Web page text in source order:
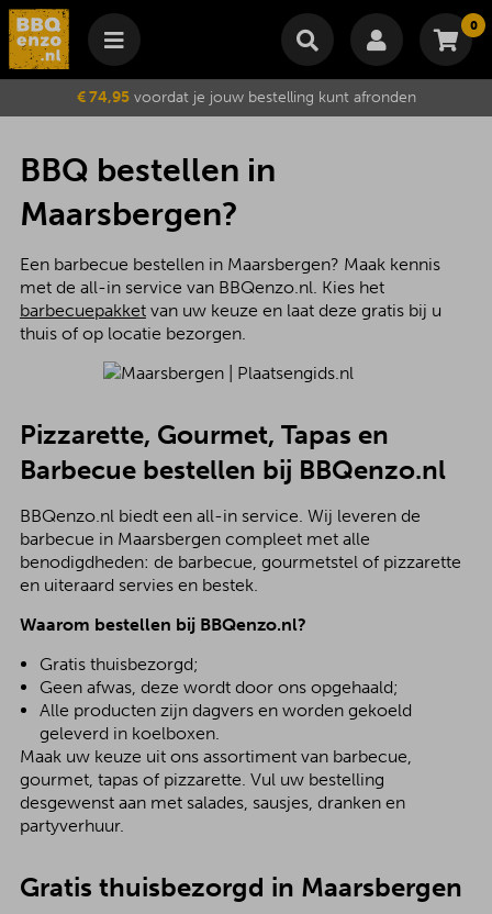
0
Winkelmand
Je winkelwagen is momenteel leeg.
Subtotaal €
Wijzig winkelmand
€ 74,95voordat je jouw bestelling kunt afronden
BBQ bestellen in
Maarsbergen?
Een barbecue bestellen in Maarsbergen? Maak kennis
met de all-in service van BBQenzo.nl. Kies het
barbecuepakketvan uw keuze en laat deze gratis bij u
thuis of op locatie bezorgen.
Pizzarette, Gourmet, Tapas en
Barbecue bestellen bij BBQenzo.nl
BBQenzo.nl biedt een all-in service. Wij leveren de
barbecue in Maarsbergen compleet met alle
benodigdheden: de barbecue, gourmetstel of pizzarette
en uiteraard servies en bestek.
Waarom bestellen bij BBQenzo.nl?
Gratis thuisbezorgd;
Geen afwas, deze wordt door ons opgehaald;
Alle producten zijn dagvers en worden gekoeld
geleverd in koelboxen.
Maak uw keuze uit ons assortiment van barbecue,
gourmet, tapas of pizzarette. Vul uw bestelling
desgewenst aan met salades, sausjes, dranken en
partyverhuur.
Gratis thuisbezorgd in Maarsbergen